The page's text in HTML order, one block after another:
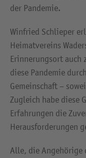
der Pandemie.
Winfried Schlieper
Heimatvereins
Erinnerungsort auch
diese Pandemie
Gemeinschaft –
Zugleich habe diese
Erfahrungen die
Herausforderungen
Alle, die Angehörige